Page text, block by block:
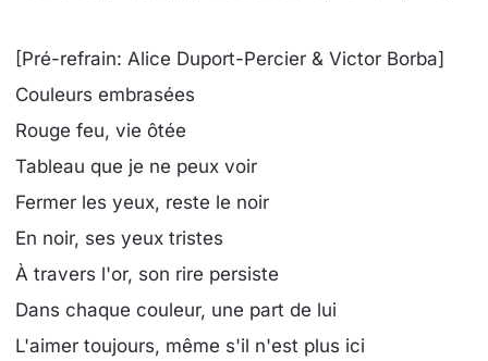
[Pré-refrain: Alice Duport-Percier & Victor Borba]
Couleurs embrasées
Rouge feu, vie ôtée
Tableau que je ne peux voir
Fermer les yeux, reste le noir
En noir, ses yeux tristes
À travers l'or, son rire persiste
Dans chaque couleur, une part de lui
L'aimer toujours, même s'il n'est plus ici